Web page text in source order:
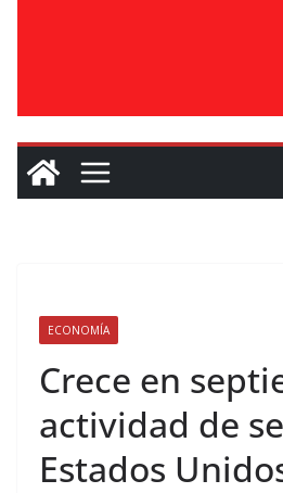
ECONOMÍA
Crece en
actividad de
Estados